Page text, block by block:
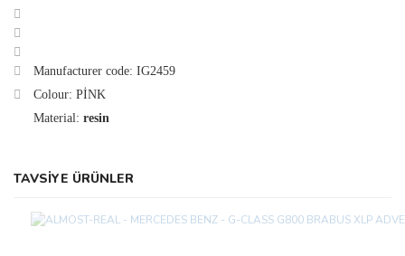
Manufacturer code: IG2459
Colour: PİNK
Material: resin
TAVSİYE ÜRÜNLER